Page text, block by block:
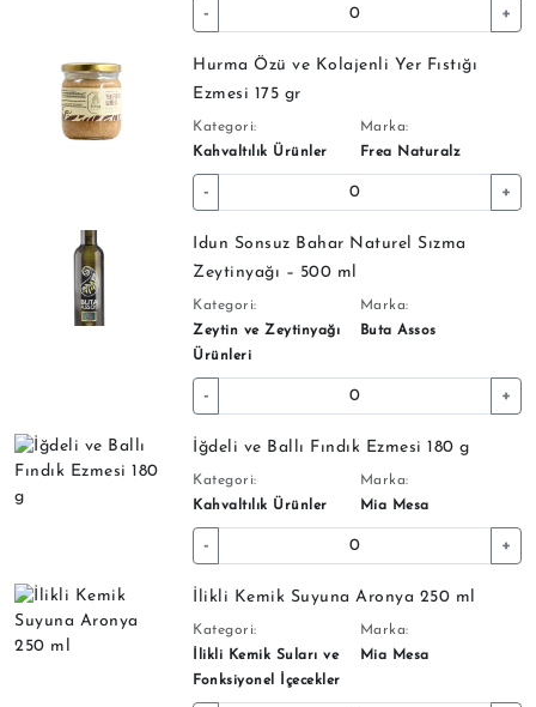
- +
Hurma Özü ve Kolajenli Yer Fıstığı
Ezmesi 175 gr
Kategori:
Kahvaltılık Ürünler
Marka:
Frea Naturalz
- +
Idun Sonsuz Bahar Naturel Sızma
Zeytinyağı – 500 ml
Kategori:
Zeytin ve Zeytinyağı
Ürünleri
Marka:
Buta Assos
- +
İğdeli ve Ballı Fındık Ezmesi 180 g
Kategori:
Kahvaltılık Ürünler
Marka:
Mia Mesa
- +
İlikli Kemik Suyuna Aronya 250 ml
Kategori:
İlikli Kemik Suları ve
Fonksiyonel İçecekler
Marka:
Mia Mesa